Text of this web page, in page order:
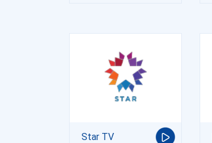
Star TV